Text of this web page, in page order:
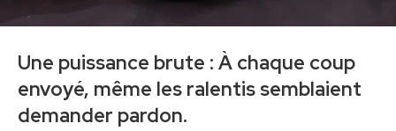
Une puissance brute : À chaque coup
envoyé, même les ralentis semblaient
demander pardon.